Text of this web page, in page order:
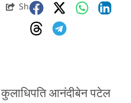
Share
कुलाधिपति आनंदीबेन पटेल